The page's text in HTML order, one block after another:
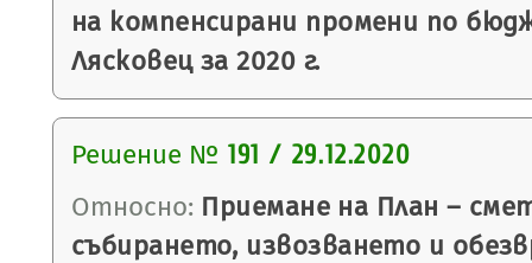
на компенсирани промени по
Лясковец за 2020 г.
Решение № 191 / 29.12.2020
Относно: Приемане на План –
събирането, извозването и